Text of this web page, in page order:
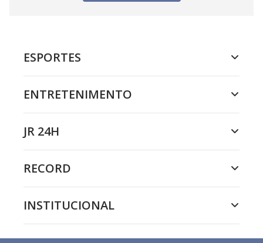
ESPORTES
ENTRETENIMENTO
JR 24H
RECORD
INSTITUCIONAL